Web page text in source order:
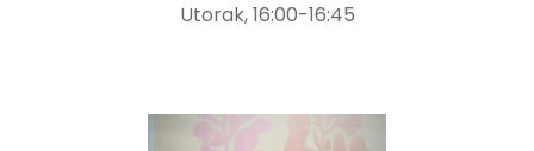
Utorak, 16:00-16:45